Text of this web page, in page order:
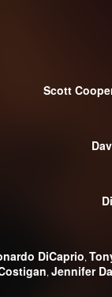
Scott
DiCaprio,
, Jennifer